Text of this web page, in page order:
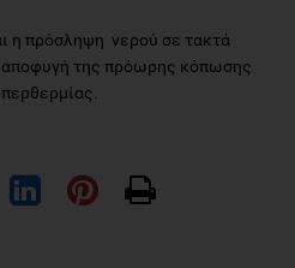
η πρόσληψη νερού σε τακτά
αποφυγή της πρόωρης κόπωσης